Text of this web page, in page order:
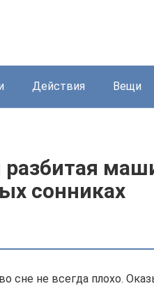
Действия Вещи
разбитая
сонниках
сне не всегда плохо.